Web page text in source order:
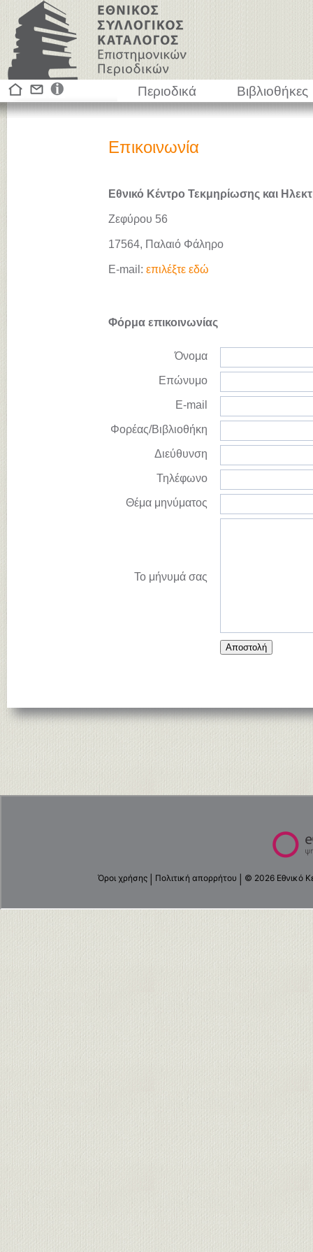
Περιοδικά Βιβλιοθήκες
Επικοινωνία
Εθνικό Κέντρο Τεκμηρίωσης και
Ζεφύρου 56
17564, Παλαιό Φάληρο
E-mail: επιλέξτε εδώ
Φόρμα επικοινωνίας
Όνομα
Επώνυμο
E-mail
Φορέας/Βιβλιοθήκη
Διεύθυνση
Τηλέφωνο
Θέμα μηνύματος
Το μήνυμά σας
Αποστολή